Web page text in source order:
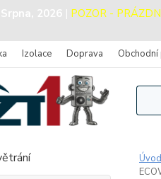
2026 | POZOR -
Izolace Doprava
Úvod